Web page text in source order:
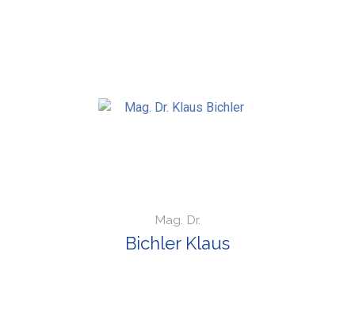
Mag. Dr.
Bichler Klaus